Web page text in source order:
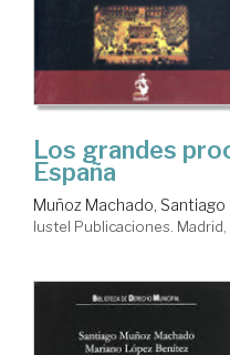
Los grandes
España
Muñoz Machado, Santiago
Iustel Publicaciones. Madrid,